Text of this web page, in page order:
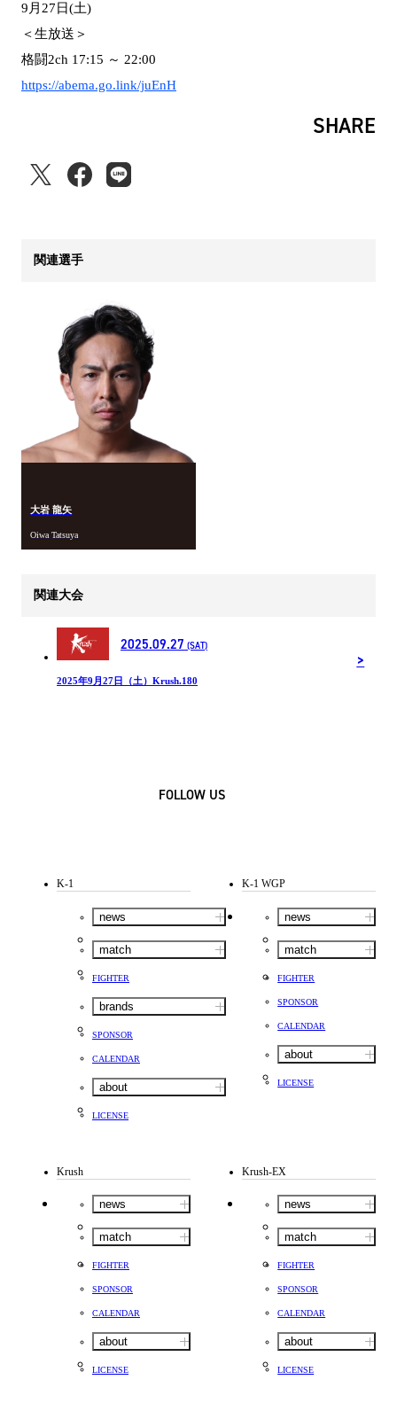
9月27日(土)
＜生放送＞
格闘2ch 17:15 ～ 22:00
https://abema.go.link/juEnH
SHARE
関連選手
大岩 龍矢
Oiwa Tatsuya
関連大会
2025.09.27 (SAT)
2025年9月27日（土）Krush.180
FOLLOW US
K-1
news
match
FIGHTER
brands
SPONSOR
CALENDAR
about
LICENSE
K-1 WGP
news
match
FIGHTER
SPONSOR
CALENDAR
about
LICENSE
Krush
news
match
FIGHTER
SPONSOR
CALENDAR
about
LICENSE
Krush-EX
news
match
FIGHTER
SPONSOR
CALENDAR
about
LICENSE